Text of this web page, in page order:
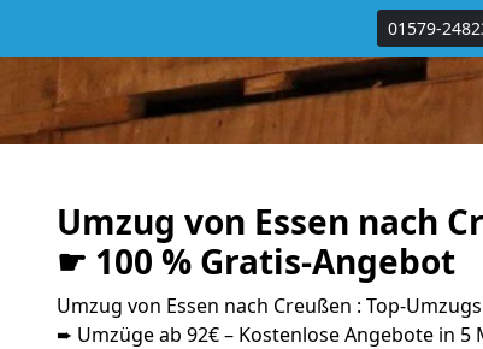
01579-
Umzug von Essen nach
☛ 100 % Gratis-Angebot
Umzug von Essen nach Creußen : Top-
➨ Umzüge ab 92€ – Kostenlose Angebote in 5